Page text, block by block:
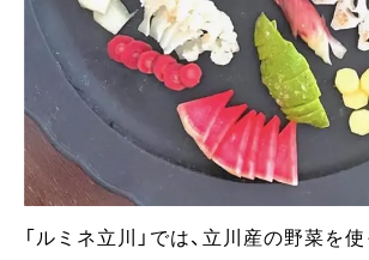
「ルミネ立川」では、立川産の野菜を